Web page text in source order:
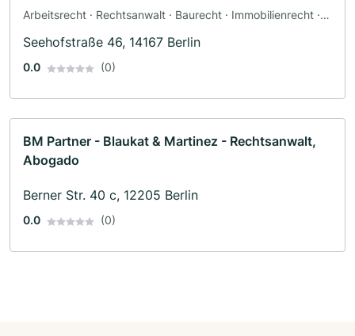
Arbeitsrecht · Rechtsanwalt · Baurecht · Immobilienrecht ·
Seehofstraße 46, 14167 Berlin
0.0 (0)
BM Partner - Blaukat & Martinez - Rechtsanwalt,
Abogado
Berner Str. 40 c, 12205 Berlin
0.0 (0)